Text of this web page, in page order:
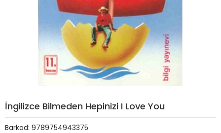
İngilizce Bilmeden Hepinizi I Love You
Barkod: 9789754943375